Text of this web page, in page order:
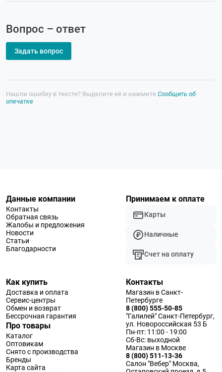
Вопрос – ответ
Задать вопрос
Нашли ошибку в тексте? Выделите её и нажмите Сообщить об
опечатке
Данные компании
Контакты
Обратная связь
Жалобы и предложения
Новости
Статьи
Благодарности
Принимаем к оплате
Карты
Наличные
Счет на оплату
Как купить
Доставка и оплата
Сервис-центры
Обмен и возврат
Бессрочная гарантия
Про товары
Каталог
Оптовикам
Снято с производства
Бренды
Карта сайта
Контакты
Магазин в Санкт-
Петербурге
8 (800) 555-50-85
"Галилей" Санкт-Петербург,
ул. Новороссийская 53 Б
Пн-пт: 11:00 - 19:00
Сб-Вс: выходной
Магазин в Москве
8 (800) 511-13-36
Салон "Вебер" Москва,